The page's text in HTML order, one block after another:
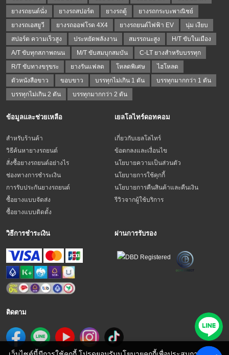
ยางรถยนต์นั่ง
ยางรถสปอร์ต ยางรถตู้
ยางรถกระบะพาณิชย์
ยางรถเอสยูวี
ยางรถออฟโรด 4X4 ยางรถยนต์ไฟฟ้า EV
นุ่ม เงียบ
สปอร์ต ความเร็วสูง
ประหยัดพลังงาน สมรรถนะสูง
H/T ขับในเมือง
A/T ขับทุกสภาพถนน
M/T ขับสมบุกสมบัน
C-LT ยางสำหรับบรรทุก
R/T ขับทางขรุขระ
ยางรันแฟลต โหลดพิเศษ
ไฮโหลด
ตัวหนังสือขาว
ขอบขาว บรรทุกไม่เกิน 1 ตัน
บรรทุกมากกว่า 1 ตัน
บรรทุกไม่เกิน 2 ตัน
บรรทุกมากกว่า 2 ตัน
ข้อมูลและช่วยเหลือ
สำหรับร้านค้า
วิธีค้นหายางรถยนต์
สั่งซื้อยางรถยนต์อย่างไร
ช่องทางการชำระเงิน
การรับประกันยางรถยนต์
ซื้อยางแบบจัดส่ง
ซื้อยางแบบติดตั้ง
เยลโลไทร์ดอทคอม
เกี่ยวกับเยลโลไทร์
ข้อตกลงและเงื่อนไข
นโยบายความเป็นส่วนตัว
นโยบายการใช้คุกกี้
นโยบายการคืนสินค้าและคืนเงิน
รีวิวจากผู้ใช้บริการ
วิธีการชำระเงิน ผ่านการรับรอง
ติดตาม